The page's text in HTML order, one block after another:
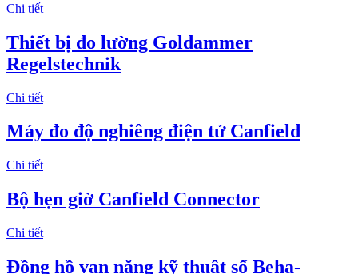
Chi tiết
Thiết bị đo lường Goldammer
Regelstechnik
Chi tiết
Máy đo độ nghiêng điện tử Canfield
Chi tiết
Bộ hẹn giờ Canfield Connector
Chi tiết
Đồng hồ vạn năng kỹ thuật số Beha-